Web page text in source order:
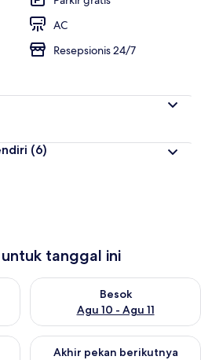
AC
Resepsionis 24/7
(6)
tanggal ini
ini Agu 9 - Agu 10
Besok
Agu 10 - Agu 11
Periksa ketersediaan untuk
pekan ini Agu 14 - Agu 16
Akhir pekan berikutnya
Periksa ketersediaan untuk